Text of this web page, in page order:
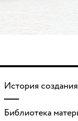
История создания
Библиотека